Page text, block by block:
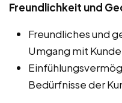
Freundlichkeit und
Freundliches und
Umgang mit
Bedürfnisse der